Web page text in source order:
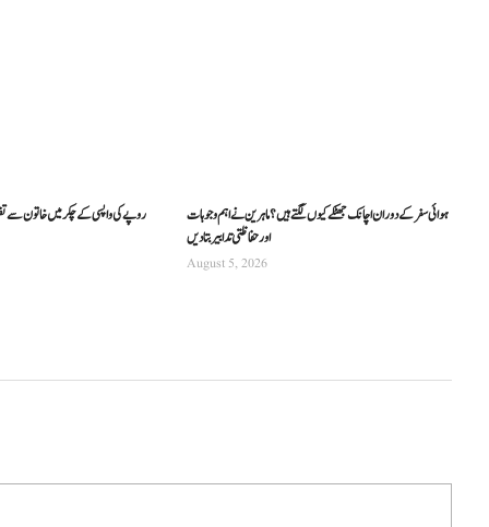
ہوائی سفر کے دوران اچانک جھٹکے کیوں لگتے ہیں؟ ماہرین نے اہم وجوہات
اور حفاظتی تدابیر بتا دیں
August 5, 2026